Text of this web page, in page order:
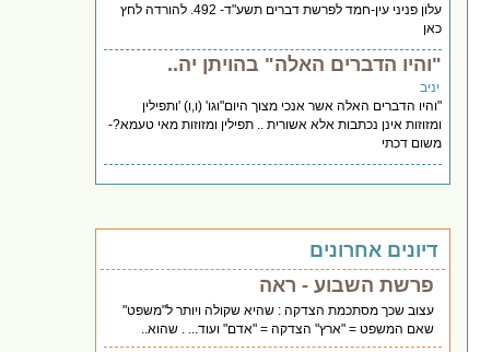
עלון פניני עין-חמד לפרשת דברים תשע"ד- 492. להורדה לחץ
כאן
"והיו הדברים האלה" בהויתן יה..
יניב
"והיו הדברים האלה אשר אנכי מצוך היום"וגו' (ו,ו) 'ותפילין
ומזוזות אינן נכתבות אלא אשורית .. תפילין ומזוזות מאי טעמא?-
משום דכתי
דיונים אחרונים
פרשת השבוע - ראה
עצוב שכך מסתכמת הצדקה : שהיא שקולה ויותר ל"משפט"
שאם המשפט = "ארץ" הצדקה = "אדם" ועוד... . שהוא..